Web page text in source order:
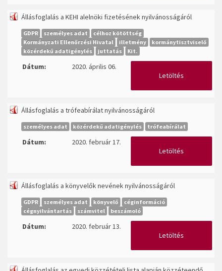
Állásfoglalás a KEHI alelnöki fizetésének nyilvánosságáról
GDPR személyes adat
célhoz kötöttség
Kormányzati Ellenőrzési Hivatal
illetmény
kormánytisztviselő
közérdekű adatigénylés
juttatás Kit.
Dátum:
2020. április 06.
Letöltés
Állásfoglalás a trófeabírálat nyilvánosságáról
személyes adat közérdekű adatigénylés trófeabírálat
Dátum:
2020. február 17.
Letöltés
Állásfoglalás a könyvelők nevének nyilvánosságáról
GDPR személyes adat könyvelő
céginformáció
cégnyilvántartás
számvitel beszámoló
Dátum:
2020. február 13.
Letöltés